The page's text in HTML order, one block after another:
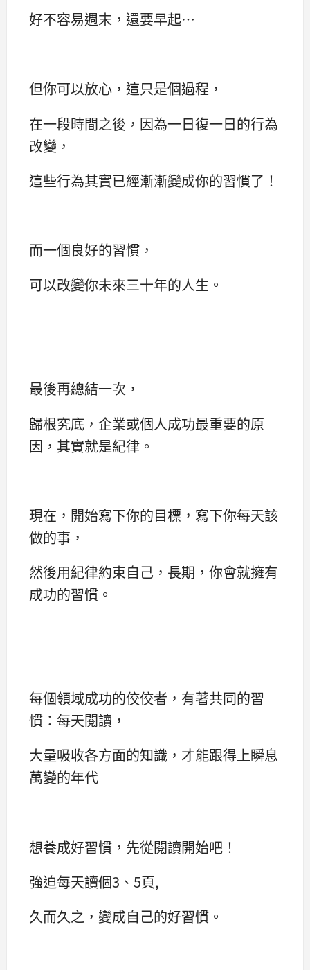
好不容易週末，還要早起…
但你可以放心，這只是個過程，
在一段時間之後，因為一日復一日的行為
改變，
這些行為其實已經漸漸變成你的習慣了！
而一個良好的習慣，
可以改變你未來三十年的人生。
最後再總結一次，
歸根究底，企業或個人成功最重要的原
因，其實就是紀律。
現在，開始寫下你的目標，寫下你每天該
做的事，
然後用紀律約束自己，長期，你會就擁有
成功的習慣。
每個領域成功的佼佼者，有著共同的習
慣：每天閱讀，
大量吸收各方面的知識，才能跟得上瞬息
萬變的年代
想養成好習慣，先從閱讀開始吧！
強迫每天讀個3、5頁,
久而久之，變成自己的好習慣。